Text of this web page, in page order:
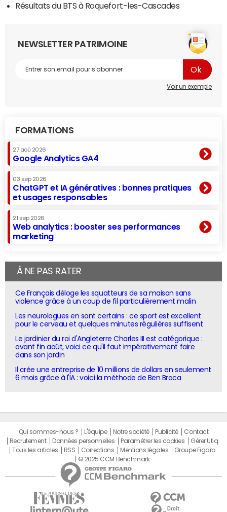
Résultats du BTS à Roquefort-les-Cascades
NEWSLETTER PATRIMOINE
Voir un exemple
FORMATIONS
27 aoû 2026
Google Analytics GA4
03 sep 2026
ChatGPT et IA génératives : bonnes pratiques
et usages responsables
21 sep 2026
Web analytics : booster ses performances
marketing
À NE PAS RATER
Ce Français déloge les squatteurs de sa maison sans
violence grâce à un coup de fil particulièrement malin
Les neurologues en sont certains : ce sport est excellent
pour le cerveau et quelques minutes régulières suffisent
Le jardinier du roi d'Angleterre Charles III est catégorique :
avant fin août, voici ce qu'il faut impérativement faire
dans son jardin
Il crée une entreprise de 10 millions de dollars en seulement
6 mois grâce à l'IA : voici la méthode de Ben Broca
Qui sommes-nous ? L'équipe Notre société Publicité
Contact
Recrutement
Données personnelles Paramétrer les cookies
Gérer Utiq
Tous les articles
RSS Corrections Mentions légales
Groupe Figaro
© 2025 CCM Benchmark